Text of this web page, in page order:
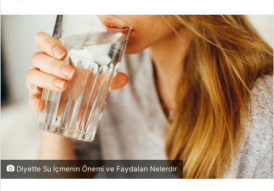
göndermek
Diyette Su İçmenin Önemi ve Faydaları Nelerdir